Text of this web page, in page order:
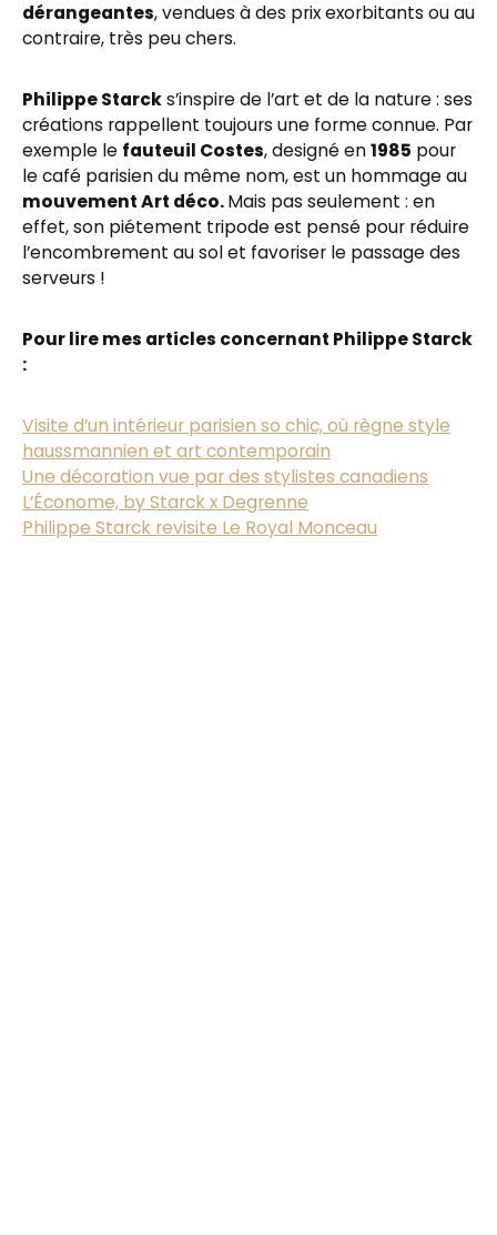
dérangeantes, vendues à des prix exorbitants ou au
contraire, très peu chers.
Philippe Starcks’inspire de l’art et de la nature : ses
créations rappellent toujours une forme connue. Par
exemple le fauteuil Costes, designé en1985 pour
le café parisien du même nom, est un hommage au
mouvement Art déco.Mais pas seulement : en
effet, son piétement tripode est pensé pour réduire
l’encombrement au sol et favoriser le passage des
serveurs !
Pour lire mes articles concernant Philippe Starck
:
Visite d’un intérieur parisien so chic, où règne style
haussmannien et art contemporain
Une décoration vue par des stylistes canadiens
L’Économe, by Starck x Degrenne
Philippe Starck revisite Le Royal Monceau